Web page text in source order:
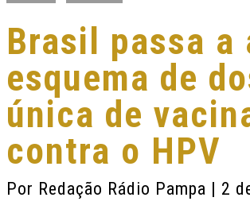
Brasil passa a
esquema de
única de
contra o HPV
Por Redação Rádio Pampa | 2